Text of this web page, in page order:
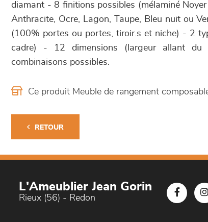
diamant - 8 finitions possibles (mélaminé
Anthracite, Ocre, Lagon, Taupe, Bleu nuit ou
(100% portes ou portes, tiroir.s et niche) - 2
cadre) - 12 dimensions (largeur allant
combinaisons possibles.
Ce produit Meuble de rangement
RETOUR
L'Ameublier Jean Gorin
Rieux (56) - Redon